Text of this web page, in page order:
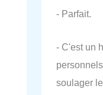
- Parfait.
- C'est un
soulager